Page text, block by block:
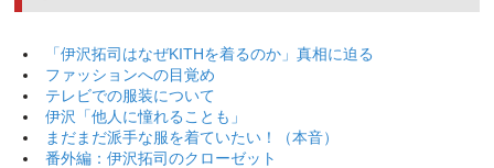
「伊沢拓司はなぜKITHを着るのか」真相に迫る
ファッションへの目覚め
テレビでの服装について
伊沢「他人に憧れることも」
まだまだ派手な服を着ていたい！（本音）
番外編：伊沢拓司のクローゼット